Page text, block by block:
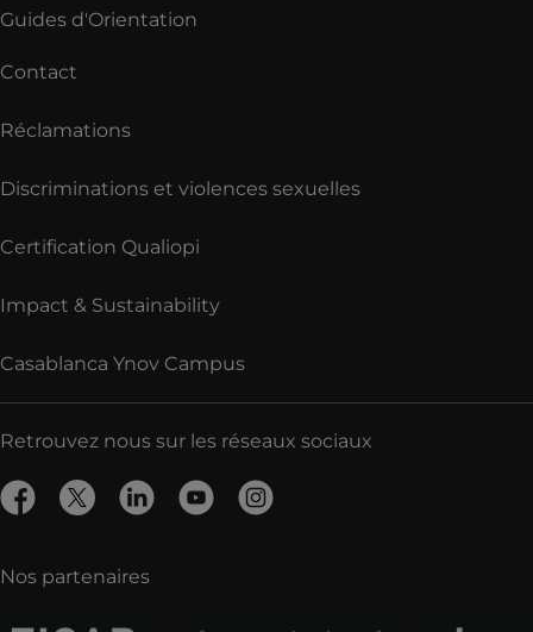
Guides d'Orientation
Contact
Réclamations
Discriminations et violences sexuelles
Certification Qualiopi
Impact & Sustainability
Casablanca Ynov Campus
Retrouvez nous sur les réseaux sociaux
Nos partenaires